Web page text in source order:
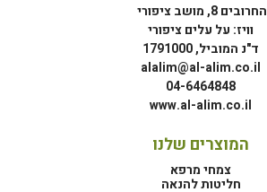
החרובים 8, מושב ציפורי
וויז: על עלים ציפורי
ד"נ המוביל, 1791000
alalim@al-alim.co.il
04-6464848
www.al-alim.co.il
המוצרים שלנו
צמחי מרפא
חליטות להנאה